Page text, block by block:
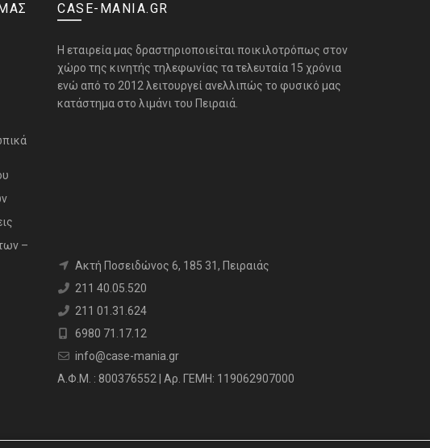
–
CASE-MANIA.GR
H εταιρεία μας δραστηριοποιείται ποικιλοτρόπως στον
χώρο της κινητής τηλεφωνίας τα τελευταία 15 χρόνια
ενώ από το 2012 λειτουργεί ανελλιπώς το φυσικό μας
κατάστημα στο λιμάνι του Πειραιά.
Aκτή Ποσειδώνος 6, 185 31, Πειραιάς
211 40.05.520
211 01.31.624
6980 71.17.12
info@case-mania.gr
Α.Φ.Μ. : 800376552 | Αρ. ΓΕΜΗ: 119062907000